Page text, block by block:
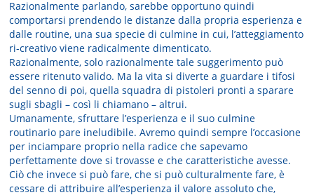
Razionalmente parlando, sarebbe opportuno quindi
comportarsi prendendo le distanze dalla propria esperienza e
dalle routine, una sua specie di culmine in cui, l’atteggiamento
ri-creativo viene radicalmente dimenticato.
Razionalmente, solo razionalmente tale suggerimento può
essere ritenuto valido. Ma la vita si diverte a guardare i tifosi
del senno di poi, quella squadra di pistoleri pronti a sparare
sugli sbagli – così li chiamano – altrui.
Umanamente, sfruttare l’esperienza e il suo culmine
routinario pare ineludibile. Avremo quindi sempre l’occasione
per inciampare proprio nella radice che sapevamo
perfettamente dove si trovasse e che caratteristiche avesse.
Ciò che invece si può fare, che si può culturalmente fare, è
cessare di attribuire all’esperienza il valore assoluto che,